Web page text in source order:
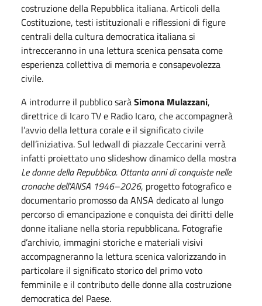
costruzione della Repubblica italiana. Articoli della
Costituzione, testi istituzionali e riflessioni di figure
centrali della cultura democratica italiana si
intrecceranno in una lettura scenica pensata come
esperienza collettiva di memoria e consapevolezza
civile.
A introdurre il pubblico saràSimona Mulazzani,
direttrice di Icaro TV e Radio Icaro, che accompagnerà
l’avvio della lettura corale e il significato civile
dell’iniziativa. Sul ledwall di piazzale Ceccarini verrà
infatti proiettato uno slideshow dinamico della mostra
Le donne della Repubblica. Ottanta anni di conquiste nelle
cronache dell’ANSA 1946–2026, progetto fotografico e
documentario promosso da ANSA dedicato al lungo
percorso di emancipazione e conquista dei diritti delle
donne italiane nella storia repubblicana. Fotografie
d’archivio, immagini storiche e materiali visivi
accompagneranno la lettura scenica valorizzando in
particolare il significato storico del primo voto
femminile e il contributo delle donne alla costruzione
democratica del Paese.